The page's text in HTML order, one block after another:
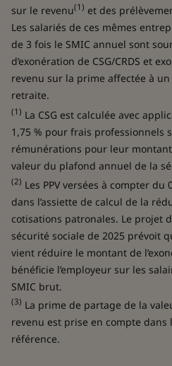
sur le revenu(1) et des
Les salariés de ces mêmes
de 3 fois le SMIC annuel sont
d’exonération de CSG/CRDS et
revenu sur la prime affectée à
retraite.
(1) La CSG est calculée avec
1,75 % pour frais professionnels
rémunérations pour leur
valeur du plafond annuel de la
(2) Les PPV versées à compter
dans l’assiette de calcul de la
cotisations patronales. Le projet
sécurité sociale de 2025 prévoit
vient réduire le montant de
bénéficie l’employeur sur les
SMIC brut.
(3) La prime de partage de la
revenu est prise en compte dans
référence.